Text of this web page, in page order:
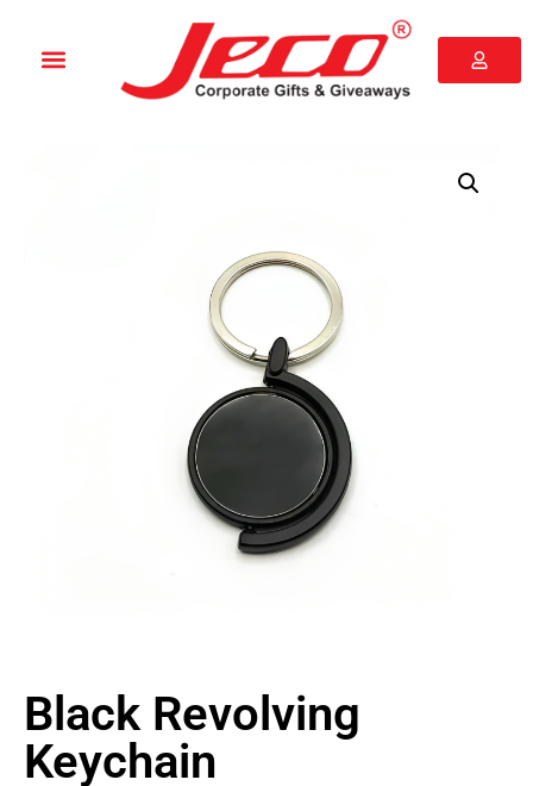
Black Revolving
Keychain